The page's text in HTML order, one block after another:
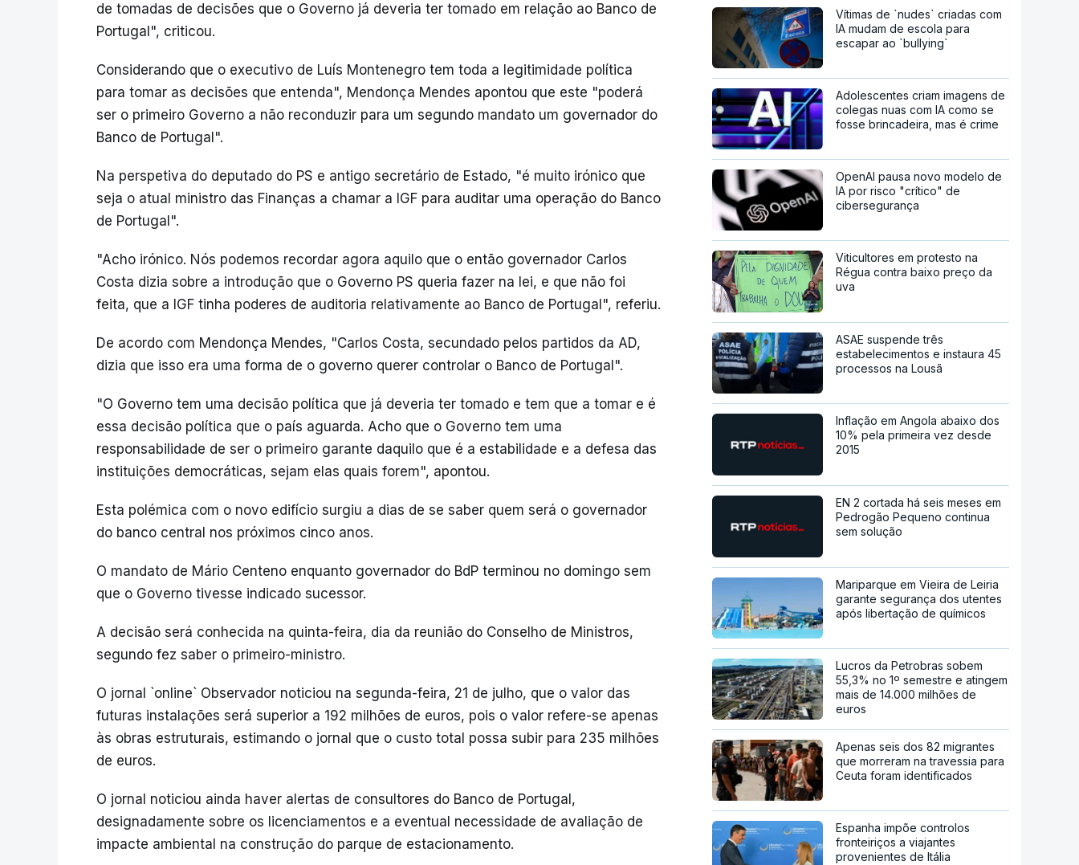
de tomadas de decisões que o Governo já deveria ter tomado em relação ao Banco de
Portugal", criticou.
Considerando que o executivo de Luís Montenegro tem toda a legitimidade política
para tomar as decisões que entenda", Mendonça Mendes apontou que este "poderá
ser o primeiro Governo a não reconduzir para um segundo mandato um governador do
Banco de Portugal".
Na perspetiva do deputado do PS e antigo secretário de Estado, "é muito irónico que
seja o atual ministro das Finanças a chamar a IGF para auditar uma operação do Banco
de Portugal".
"Acho irónico. Nós podemos recordar agora aquilo que o então governador Carlos
Costa dizia sobre a introdução que o Governo PS queria fazer na lei, e que não foi
feita, que a IGF tinha poderes de auditoria relativamente ao Banco de Portugal", referiu.
De acordo com Mendonça Mendes, "Carlos Costa, secundado pelos partidos da AD,
dizia que isso era uma forma de o governo querer controlar o Banco de Portugal".
"O Governo tem uma decisão política que já deveria ter tomado e tem que a tomar e é
essa decisão política que o país aguarda. Acho que o Governo tem uma
responsabilidade de ser o primeiro garante daquilo que é a estabilidade e a defesa das
instituições democráticas, sejam elas quais forem", apontou.
Esta polémica com o novo edifício surgiu a dias de se saber quem será o governador
do banco central nos próximos cinco anos.
O mandato de Mário Centeno enquanto governador do BdP terminou no domingo sem
que o Governo tivesse indicado sucessor.
A decisão será conhecida na quinta-feira, dia da reunião do Conselho de Ministros,
segundo fez saber o primeiro-ministro.
O jornal `online` Observador noticiou na segunda-feira, 21 de julho, que o valor das
futuras instalações será superior a 192 milhões de euros, pois o valor refere-se apenas
às obras estruturais, estimando o jornal que o custo total possa subir para 235 milhões
de euros.
O jornal noticiou ainda haver alertas de consultores do Banco de Portugal,
designadamente sobre os licenciamentos e a eventual necessidade de avaliação de
impacte ambiental na construção do parque de estacionamento.
Vítimas de `nudes` criadas com
IA mudam de escola para
escapar ao `bullying`
Adolescentes criam imagens de
colegas nuas com IA como se
fosse brincadeira, mas é crime
OpenAI pausa novo modelo de
IA por risco "crítico" de
cibersegurança
Viticultores em protesto na
Régua contra baixo preço da
uva
ASAE suspende três
estabelecimentos e instaura 45
processos na Lousã
Inflação em Angola abaixo dos
10% pela primeira vez desde
2015
EN 2 cortada há seis meses em
Pedrogão Pequeno continua
sem solução
Mariparque em Vieira de Leiria
garante segurança dos utentes
após libertação de químicos
Lucros da Petrobras sobem
55,3% no 1º semestre e atingem
mais de 14.000 milhões de
euros
Apenas seis dos 82 migrantes
que morreram na travessia para
Ceuta foram identificados
Espanha impõe controlos
fronteiriços a viajantes
provenientes de Itália